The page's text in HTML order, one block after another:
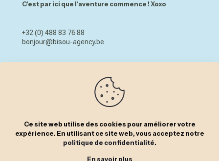
C'est par ici que l'aventure commence ! Xoxo
+32 (0) 488 83 76 88
bonjour@bisou-agency.be
L’AGENCE
Ce site web utilise des cookies pour améliorer votre
expérience. En utilisant ce site web, vous acceptez notre
politique de confidentialité.
En savoir plus